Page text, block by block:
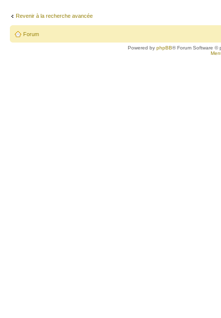
Revenir à la recherche avancée
Forum
Powered byphpBB® Forum Software ©